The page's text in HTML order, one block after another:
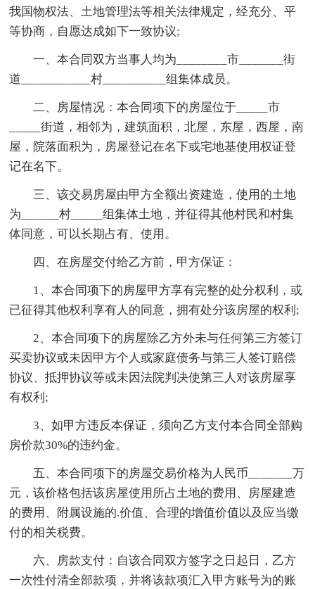
我国物权法、土地管理法等相关法律规定，经充分、平
等协商，自愿达成如下一致协议;
一、本合同双方当事人均为________市_______街
道___________村__________组集体成员。
二、房屋情况：本合同项下的房屋位于_____市
_____街道，相邻为，建筑面积，北屋，东屋，西屋，南
屋，院落面积为，房屋登记在名下或宅地基使用权证登
记在名下。
三、该交易房屋由甲方全额出资建造，使用的土地
为______村_____组集体土地，并征得其他村民和村集
体同意，可以长期占有、使用。
四、在房屋交付给乙方前，甲方保证：
1、本合同项下的房屋甲方享有完整的处分权利，或
已征得其他权利享有人的同意，拥有处分该房屋的权利;
2、本合同项下的房屋除乙方外未与任何第三方签订
买卖协议或未因甲方个人或家庭债务与第三人签订赔偿
协议、抵押协议等或未因法院判决使第三人对该房屋享
有权利;
3、如甲方违反本保证，须向乙方支付本合同全部购
房价款30%的违约金。
五、本合同项下的房屋交易价格为人民币_______万
元，该价格包括该房屋使用所占土地的费用、房屋建造
的费用、附属设施的.价值、合理的增值价值以及应当缴
付的相关税费。
六、房款支付：自该合同双方签字之日起日，乙方
一次性付清全部款项，并将该款项汇入甲方账号为的账